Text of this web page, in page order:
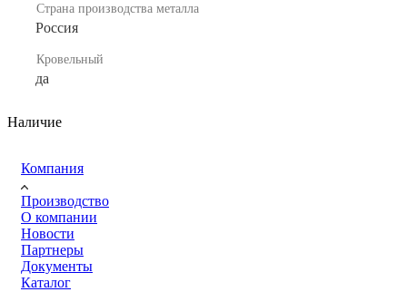
Страна производства металла
Россия
Кровельный
да
Наличие
Компания
Производство
О компании
Новости
Партнеры
Документы
Каталог